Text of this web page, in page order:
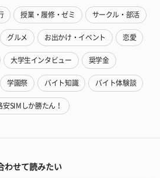
授業・履修・ゼミ サークル・部活
グルメ お出かけ・イベント 恋愛
大学生インタビュー 奨学金
学園祭 バイト知識 バイト体験談
安SIMしか勝たん！
わせて読みたい